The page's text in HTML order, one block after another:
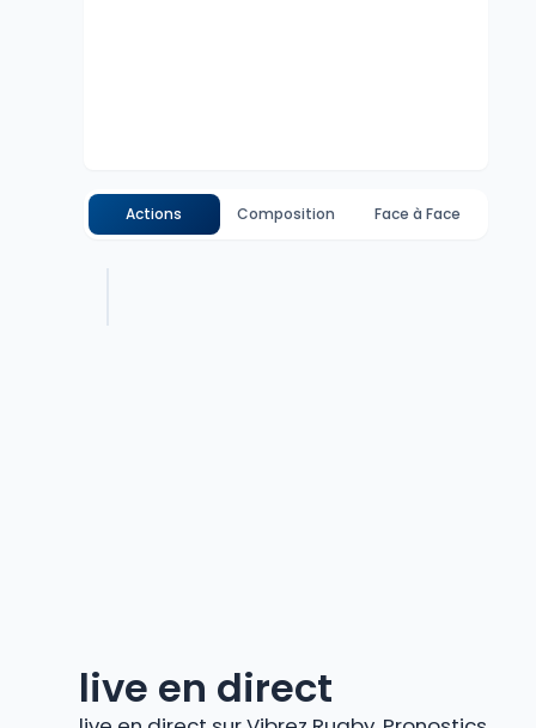
Actions Composition Face à Face
live en direct